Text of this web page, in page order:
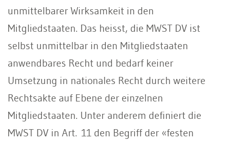
unmittelbarer Wirksamkeit in den
Mitgliedstaaten. Das heisst, die MWST DV ist
selbst unmittelbar in den Mitgliedstaaten
anwendbares Recht und bedarf keiner
Umsetzung in nationales Recht durch weitere
Rechtsakte auf Ebene der einzelnen
Mitgliedstaaten. Unter anderem definiert die
MWST DV in Art. 11 den Begriff der «festen